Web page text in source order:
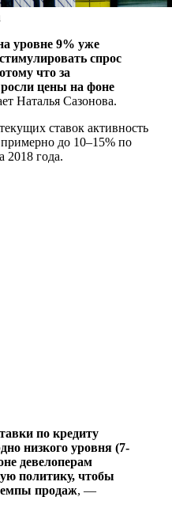
уровне 9% уже
спрос
что за
цены на фоне
Наталья Сазонова.
ставок активность
до 10–15% по
2018 года.
по кредиту
низкого уровня (7-
девелоперам
политику, чтобы
продаж, —